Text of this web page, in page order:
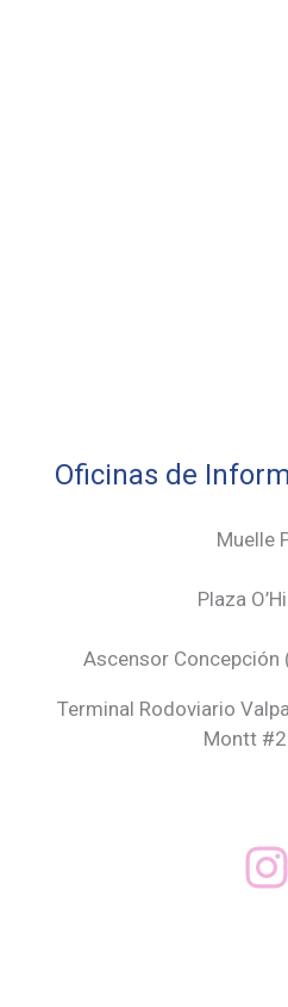
Oficinas de
Muelle
Plaza
Ascensor Concepción
Terminal Rodoviario
Montt